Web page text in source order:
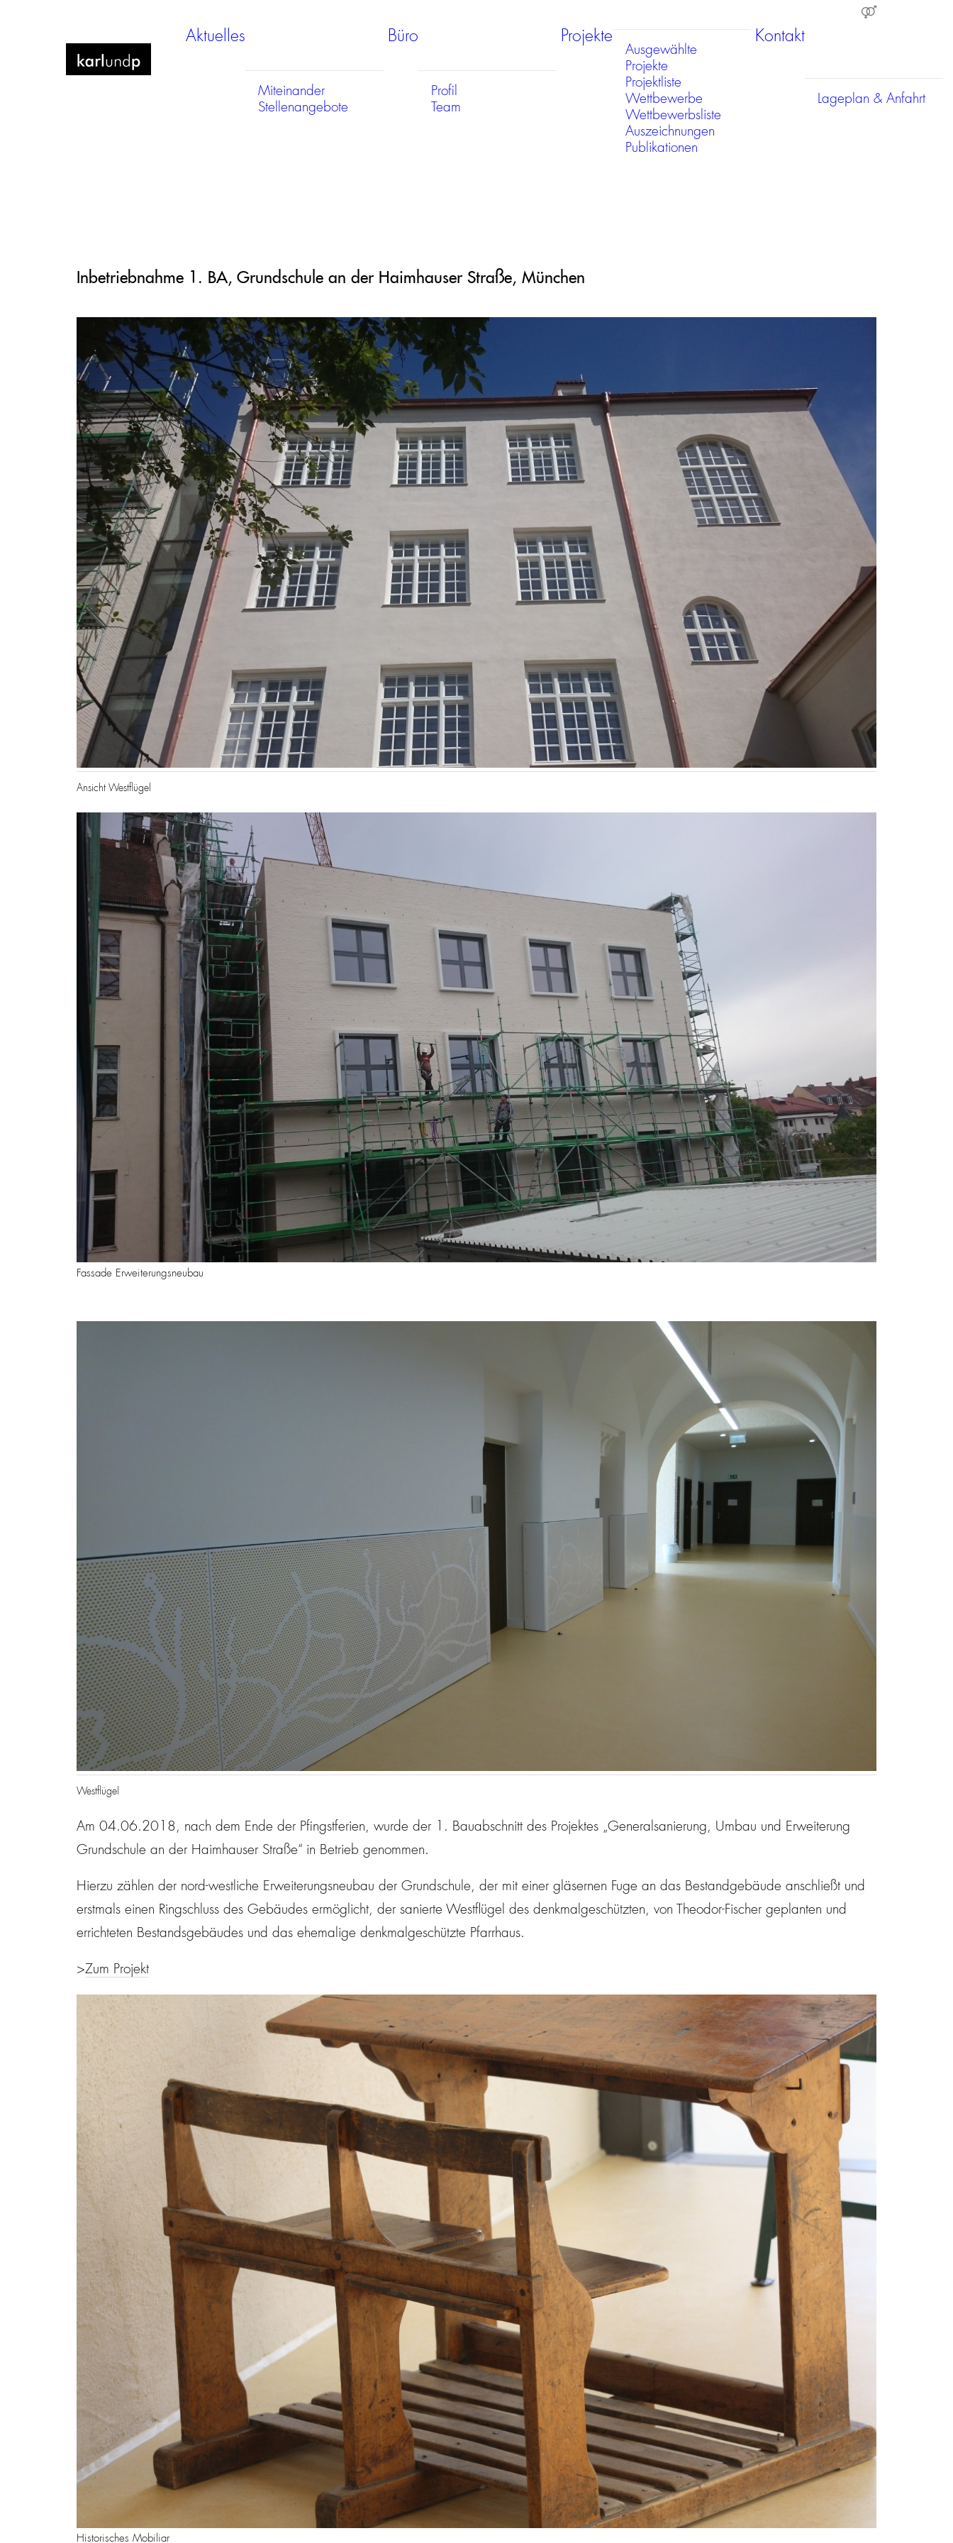
Aktuelles
Miteinander
Stellenangebote
Büro
Profil
Team
Projekte
Ausgewählte
Projekte
Projektliste
Wettbewerbe
Wettbewerbsliste
Auszeichnungen
Publikationen
Kontakt
Lageplan & Anfahrt
Inbetriebnahme 1. BA, Grundschule an der Haimhauser Straße, München
Ansicht Westflügel
Fassade Erweiterungsneubau
Westflügel
Am 04.06.2018, nach dem Ende der Pfingstferien, wurde der 1. Bauabschnitt des Projektes „Generalsanierung, Umbau und Erweiterung
Grundschule an der Haimhauser Straße“ in Betrieb genommen.
Hierzu zählen der nord-westliche Erweiterungsneubau der Grundschule, der mit einer gläsernen Fuge an das Bestandgebäude anschließt und
erstmals einen Ringschluss des Gebäudes ermöglicht, der sanierte Westflügel des denkmalgeschützten, von Theodor-Fischer geplanten und
errichteten Bestandsgebäudes und das ehemalige denkmalgeschützte Pfarrhaus.
>Zum Projekt
Historisches Mobiliar